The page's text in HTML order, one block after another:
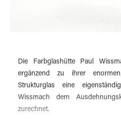
Die Farbglashütte Paul
ergänzend zu ihrer
Strukturglas eine
Wissmach dem
zurechnet.